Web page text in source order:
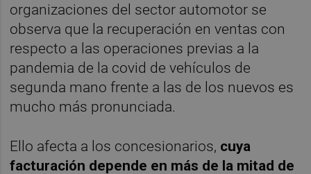
organizaciones del sector automotor se
observa que la recuperación en ventas con
respecto a las operaciones previas a la
pandemia de la covid de vehículos de
segunda mano frente a las de los nuevos es
mucho más pronunciada.
Ello afecta a los concesionarios, cuya
facturación depende en más de la mitad de